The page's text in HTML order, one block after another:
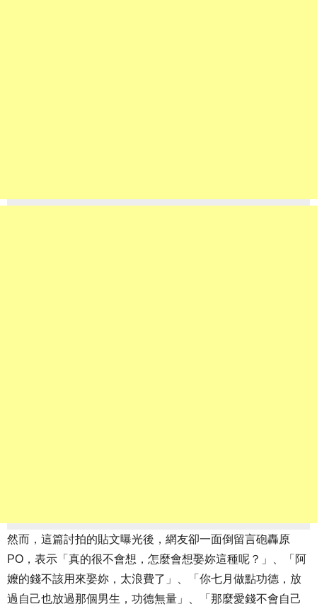
然而，這篇討拍的貼文曝光後，網友卻一面倒留言砲轟原
PO，表示「真的很不會想，怎麼會想娶妳這種呢？」、「阿
嬤的錢不該用來娶妳，太浪費了」、「你七月做點功德，放
過自己也放過那個男生，功德無量」、「那麼愛錢不會自己